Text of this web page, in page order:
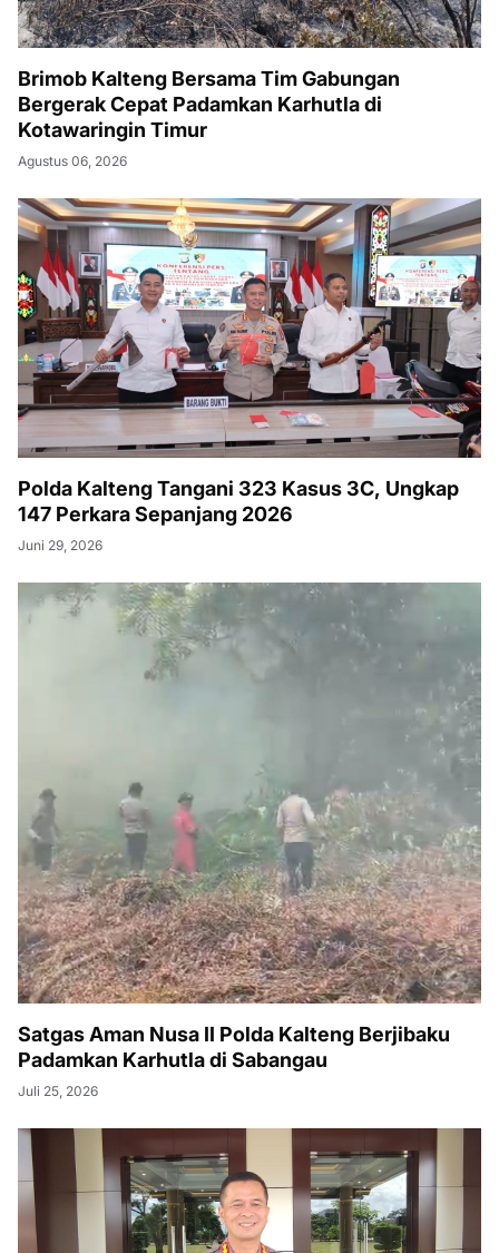
Brimob Kalteng Bersama Tim Gabungan
Bergerak Cepat Padamkan Karhutla di
Kotawaringin Timur
Agustus 06, 2026
Polda Kalteng Tangani 323 Kasus 3C, Ungkap
147 Perkara Sepanjang 2026
Juni 29, 2026
Satgas Aman Nusa II Polda Kalteng Berjibaku
Padamkan Karhutla di Sabangau
Juli 25, 2026